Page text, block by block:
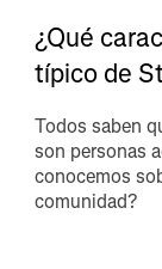
¿Qué
típico de
Todos saben
son personas
conocemos
comunidad?